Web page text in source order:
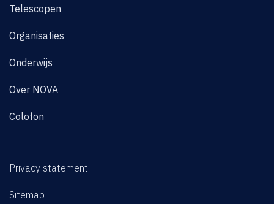
Telescopen
Organisaties
Onderwijs
Over NOVA
Colofon
Privacy statement
Sitemap